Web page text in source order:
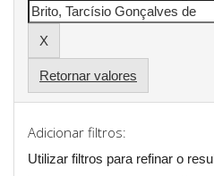
Retornar valores
Adicionar filtros:
Utilizar filtros para refinar o